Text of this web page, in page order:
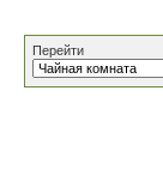
Перейти